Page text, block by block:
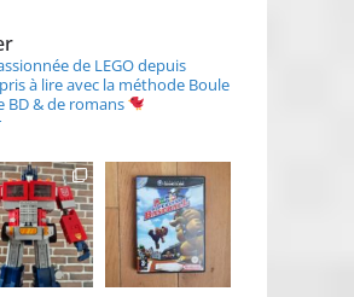
de LEGO depuis
à lire avec la méthode Boule
BD & de romans